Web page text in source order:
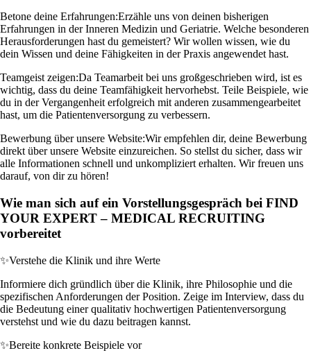
Betone deine Erfahrungen:Erzähle uns von deinen bisherigen
Erfahrungen in der Inneren Medizin und Geriatrie. Welche besonderen
Herausforderungen hast du gemeistert? Wir wollen wissen, wie du
dein Wissen und deine Fähigkeiten in der Praxis angewendet hast.
Teamgeist zeigen:Da Teamarbeit bei uns großgeschrieben wird, ist es
wichtig, dass du deine Teamfähigkeit hervorhebst. Teile Beispiele, wie
du in der Vergangenheit erfolgreich mit anderen zusammengearbeitet
hast, um die Patientenversorgung zu verbessern.
Bewerbung über unsere Website:Wir empfehlen dir, deine Bewerbung
direkt über unsere Website einzureichen. So stellst du sicher, dass wir
alle Informationen schnell und unkompliziert erhalten. Wir freuen uns
darauf, von dir zu hören!
Wie man sich auf ein Vorstellungsgespräch bei FIND
YOUR EXPERT – MEDICAL RECRUITING
vorbereitet
✨Verstehe die Klinik und ihre Werte
Informiere dich gründlich über die Klinik, ihre Philosophie und die
spezifischen Anforderungen der Position. Zeige im Interview, dass du
die Bedeutung einer qualitativ hochwertigen Patientenversorgung
verstehst und wie du dazu beitragen kannst.
✨Bereite konkrete Beispiele vor